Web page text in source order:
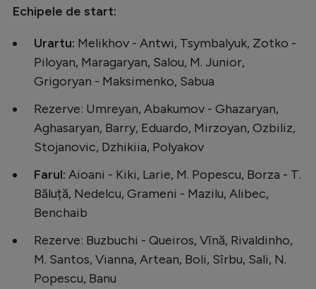
Formula 1
Auto
Rugby
Ciclism
Alte sporturi
JO 2026
Intră în cont
Echipele de start:
Urartu: Melikhov - Antwi, Tsymbalyuk, Zotko -
Piloyan, Maragaryan, Salou, M. Junior,
Grigoryan - Maksimenko, Sabua
Rezerve: Umreyan, Abakumov - Ghazaryan,
Aghasaryan, Barry, Eduardo, Mirzoyan, Ozbiliz,
Stojanovic, Dzhikiia, Polyakov
Farul: Aioani - Kiki, Larie, M. Popescu, Borza - T.
Băluță, Nedelcu, Grameni - Mazilu, Alibec,
Benchaib
Rezerve: Buzbuchi - Queiros, Vînă, Rivaldinho,
M. Santos, Vianna, Artean, Boli, Sîrbu, Sali, N.
Popescu, Banu